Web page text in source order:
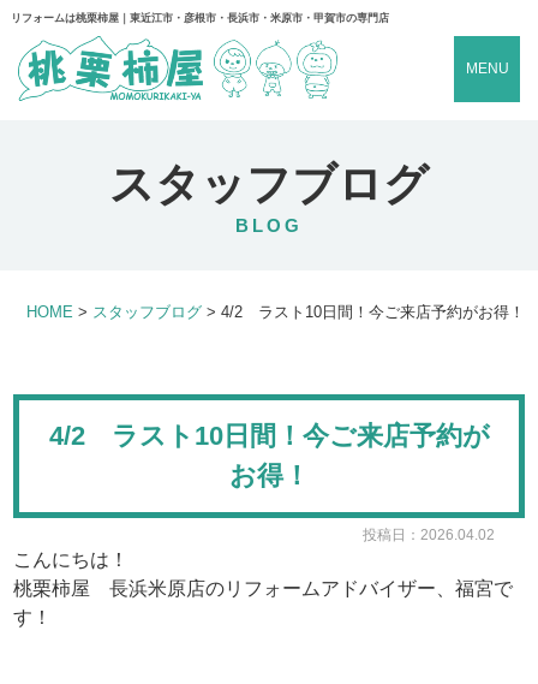
リフォームは桃栗柿屋｜東近江市・彦根市・長浜市・米原市・甲賀市の専門店
MENU
スタッフブログ
BLOG
HOME > スタッフブログ> 4/2 ラスト10日間！今ご来店予約がお得！
4/2 ラスト10日間！今ご来店予約が
お得！
投稿日：2026.04.02
こんにちは！
桃栗柿屋 長浜米原店のリフォームアドバイザー、福宮で
す！